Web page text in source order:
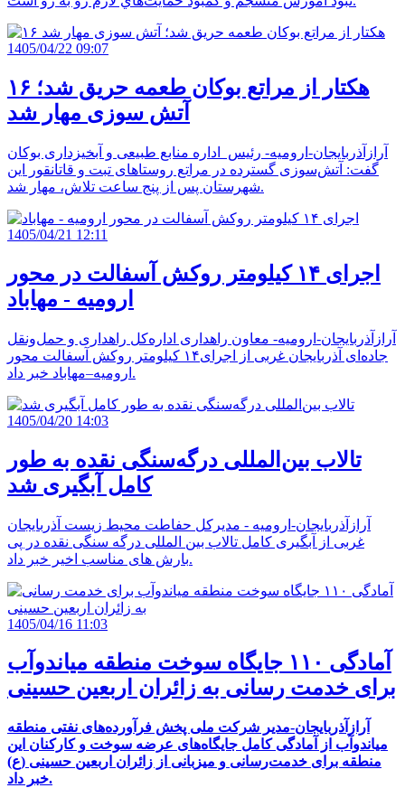
1405/04/22 09:07
۱۶ هکتار از مراتع بوکان طعمه حریق شد؛
آتش سوزی مهار شد
آرازآذربایجان-ارومیه- رئیس اداره منابع طبیعی و آبخیزداری بوکان
گفت: آتش‌سوزی گسترده در مراتع روستاهای تبت و قاتانقور این
شهرستان پس از پنج ساعت تلاش، مهار شد.
1405/04/21 12:11
اجرای ۱۴ کیلومتر روکش آسفالت در محور
ارومیه - مهاباد
آرازآذربایجان-ارومیه- معاون راهداری اداره‌کل راهداری و حمل‌ونقل
جاده‌ای آذربایجان‌ غربی از اجرای۱۴ کیلومتر روکش آسفالت محور
ارومیه–مهاباد خبر داد.
1405/04/20 14:03
تالاب بین‌المللی درگه‌سنگی نقده به طور
کامل آبگیری شد
آرازآذربایجان-ارومیه - مدیرکل حفاطت محیط زیست آذربایجان
غربی از آبگیری کامل تالاب بین المللی درگه سنگی نقده در پی
بارش های مناسب اخیر خبر داد.
1405/04/16 11:03
آمادگی ۱۱۰ جایگاه سوخت منطقه میاندوآب
برای خدمت رسانی به زائران اربعین حسینی
آرازآذربایجان-مدیر شرکت ملی پخش فرآورده‌های نفتی منطقه
میاندوآب از آمادگی کامل جایگاه‌های عرضه سوخت و کارکنان این
منطقه برای خدمت‌رسانی و میزبانی از زائران اربعین حسینی (ع)
خبر داد.